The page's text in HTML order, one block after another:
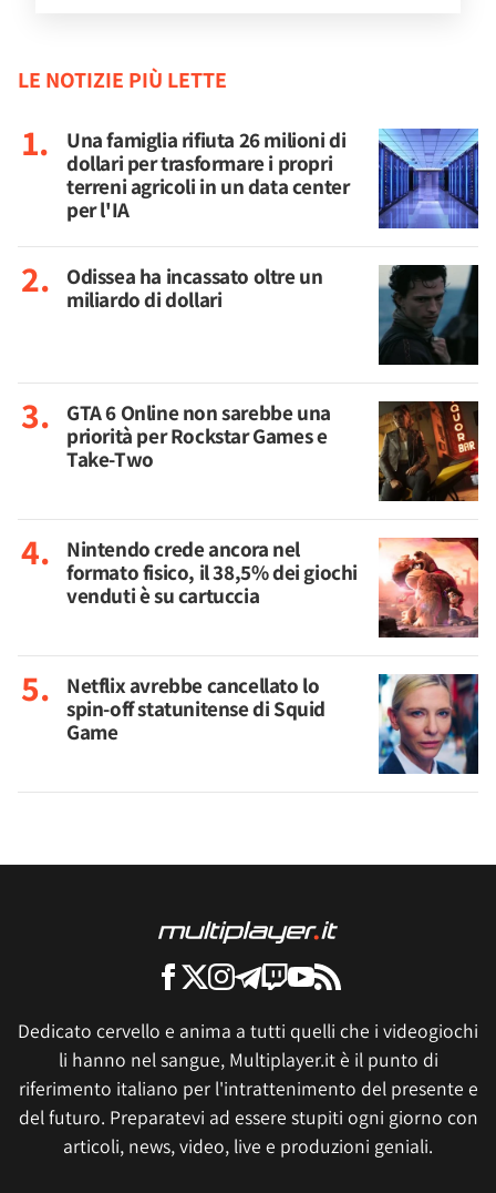
LE NOTIZIE PIÙ LETTE
Una famiglia rifiuta 26 milioni di
dollari per trasformare i propri
terreni agricoli in un data center
per l'IA
Odissea ha incassato oltre un
miliardo di dollari
GTA 6 Online non sarebbe una
priorità per Rockstar Games e
Take-Two
Nintendo crede ancora nel
formato fisico, il 38,5% dei giochi
venduti è su cartuccia
Netflix avrebbe cancellato lo
spin-off statunitense di Squid
Game
Dedicato cervello e anima a tutti quelli che i videogiochi
li hanno nel sangue, Multiplayer.it è il punto di
riferimento italiano per l'intrattenimento del presente e
del futuro. Preparatevi ad essere stupiti ogni giorno con
articoli, news, video, live e produzioni geniali.